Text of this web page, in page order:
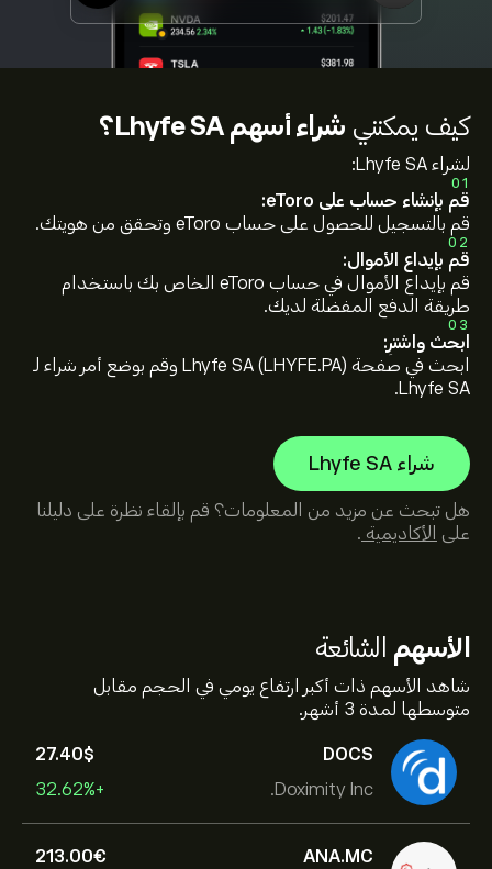
الأسهم الشائعة
شاهد الأسهم ذات أكبر ارتفاع يومي في الحجم مقابل
متوسطها لمدة 3 أشهر.
DOCS
Doximity Inc.
27.40‎$‎
+32.62%
ANA.MC
213.00‎€‎
كيف يمكنني شراء أسهم Lhyfe SA؟
لشراء Lhyfe SA:
01
قم بإنشاء حساب على eToro:
قم بالتسجيل للحصول على حساب eToro وتحقق من هويتك.
02
قم بإيداع الأموال:
قم بإيداع الأموال في حساب eToro الخاص بك باستخدام
طريقة الدفع المفضلة لديك.
03
ابحث واشترِ:
ابحث في صفحة Lhyfe SA (LHYFE.PA) وقم بوضع أمر شراء لـ
Lhyfe SA.
شراء Lhyfe SA
هل تبحث عن مزيد من المعلومات؟ قم بإلقاء نظرة على دليلنا
على
الأكاديمية .